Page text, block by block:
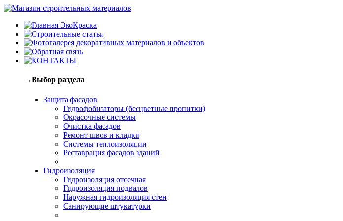
→Выбор раздела
Защита фасадов
Гидрофобизаторы (бесцветные пропитки)
Окрасочные системы
Очистка фасадов
Ремонт швов и кладки
Системы теплоизоляции
Реставрация фасадов зданий
Гидроизоляция
Гидроизоляция отсечная
Гидроизоляция подвалов
Наружная гидроизоляция стен
Санирующие штукатурки